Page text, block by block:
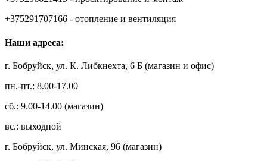
+375291707166 - отопление и вентиляция
Наши адреса:
г. Бобруйск, ул. К. Либкнехта, 6 Б (магазин и офис)
пн.-пт.: 8.00-17.00
сб.: 9.00-14.00 (магазин)
вс.: выходной
г. Бобруйск, ул. Минская, 96 (магазин)